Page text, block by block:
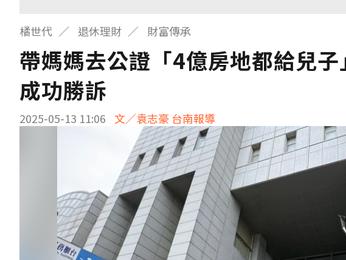
橘世代 退休理財 財富傳承
帶媽媽去公證「4億房地都給兒
成功勝訴
2025-05-13 11:06 文／袁志豪 台南報導